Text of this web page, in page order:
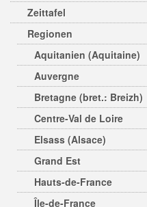
Zeittafel
Regionen
Aquitanien (Aquitaine)
Auvergne
Bretagne (bret.: Breizh)
Centre-Val de Loire
Elsass (Alsace)
Grand Est
Hauts-de-France
Île-de-France